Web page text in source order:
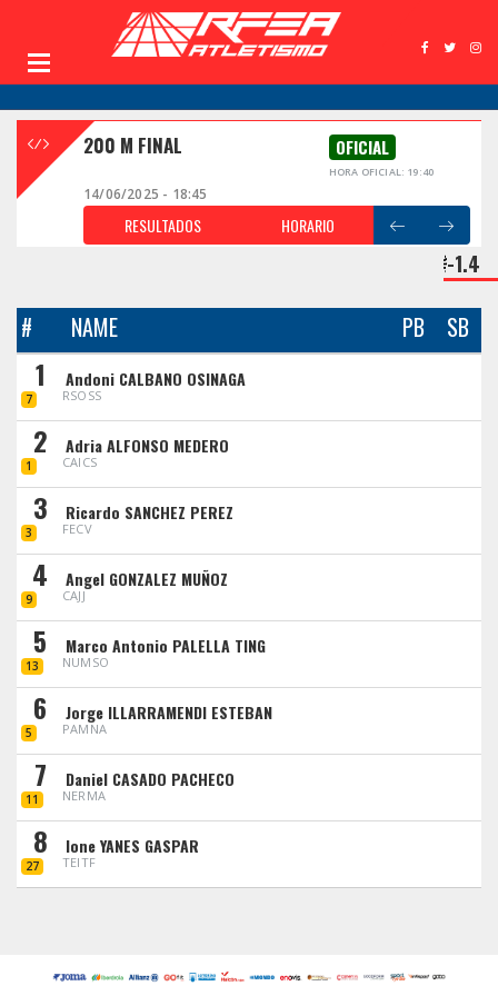
200 M FINAL OFICIAL
HORA OFICIAL: 19:40
14/06/2025 - 18:45
RESULTADOS HORARIO
-1.4
# NAME PB SB
1
7
Andoni CALBANO OSINAGA
RSOSS
2
1
Adria ALFONSO MEDERO
CAICS
3
3
Ricardo SANCHEZ PEREZ
FECV
4
9
Angel GONZALEZ MUÑOZ
CAJJ
5
13
Marco Antonio PALELLA TING
NUMSO
6
5
Jorge ILLARRAMENDI ESTEBAN
PAMNA
7
11
Daniel CASADO PACHECO
NERMA
8
27
Ione YANES GASPAR
TEITF